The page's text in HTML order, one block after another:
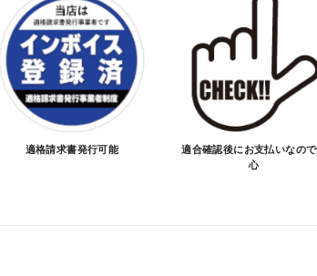
お買物を続ける カートへ進む
合はキャンセル可能です。
合があります。
ります。
が異なるトラブルが発生致しますのでお受け
願い致します。
とを確認してから決済となります。
適格請求書発行可能
適合確認後にお支払いなの
心